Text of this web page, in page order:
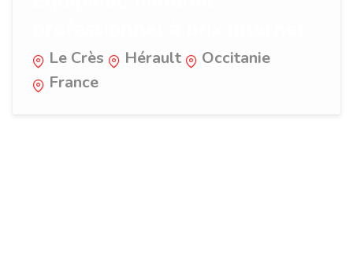
Le Crès Hérault
Occitanie
France